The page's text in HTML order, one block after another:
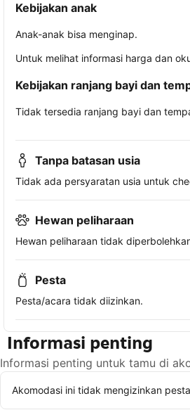
Kebijakan anak
Anak-anak bisa menginap.
Untuk melihat informasi harga dan
Kebijakan ranjang bayi dan
Tidak tersedia ranjang bayi dan
Tanpa batasan usia
Tidak ada persyaratan usia untuk
Hewan peliharaan
Hewan peliharaan tidak
Pesta
Pesta/acara tidak diizinkan.
Informasi penting
Informasi penting untuk tamu di
Akomodasi ini tidak mengizinkan